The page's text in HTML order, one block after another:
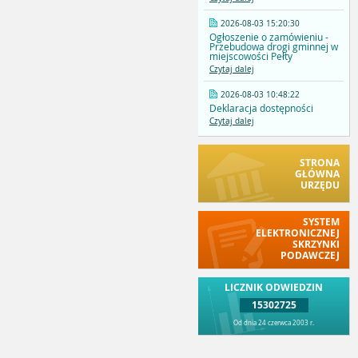
2026-08-03 15:20:30
Ogłoszenie o zamówieniu -
Przebudowa drogi gminnej w
miejscowości Pełty
Czytaj dalej
2026-08-03 10:48:22
Deklaracja dostępności
Czytaj dalej
STRONA
GŁÓWNA
URZĘDU
SYSTEM
ELEKTRONICZNEJ
SKRZYNKI
PODAWCZEJ
LICZNIK ODWIEDZIN
15302725
Od dnia 24 czerwca 2003 r.